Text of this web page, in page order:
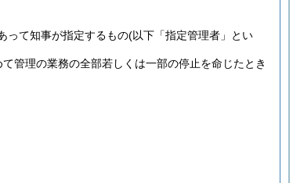
って知事が指定するもの(以下「指定管理者」とい
管理の業務の全部若しくは一部の停止を命じたとき